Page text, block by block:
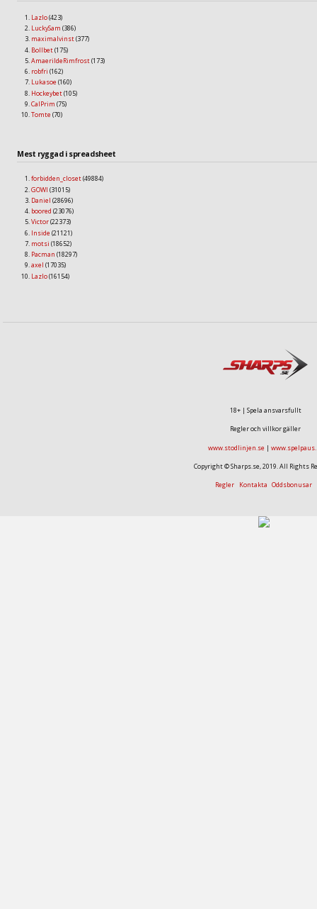
Lazlo(423)
LuckySam (386)
maximalvinst(377)
Bollbet(175)
AmaerildeRimfrost(173)
robfri (162)
Lukasoe (160)
Hockeybet(105)
CalPrim (75)
Tomte (70)
Mest ryggad i spreadsheet
forbidden_closet(49884)
GOWI (31015)
Daniel (28696)
boored (23076)
Victor(22373)
Inside (21121)
motsi (18652)
Pacman (18297)
axel (17035)
Lazlo(16154)
18+ | Spela ansvarsfullt
Regler och villkor gäller
www.stodlinjen.se |
Copyright © Sharps.se, 2019. All Rights
Regler Kontakta Oddsbonusar